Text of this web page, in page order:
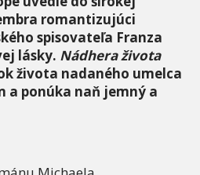
romantizujúci
spisovateľa Franza
lásky. Nádhera života
života nadaného umelca
a ponúka naň jemný a